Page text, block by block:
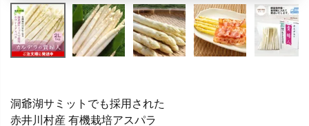
洞爺湖サミットでも採用された
赤井川村産 有機栽培アスパラ